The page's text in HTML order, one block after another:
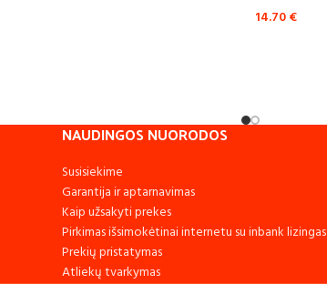
14.70€
NAUDINGOS NUORODOS
Susisiekime
Garantija ir aptarnavimas
Kaip užsakyti prekes
Pirkimas išsimokėtinai internetu su inbank lizingas
Prekių pristatymas
Atliekų tvarkymas